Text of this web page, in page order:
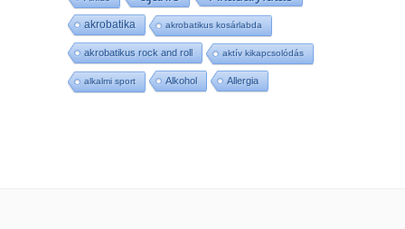
akrobatika akrobatikus kosárlabda
akrobatikus rock and roll aktív kikapcsolódás
alkalmi sport Alkohol Allergia